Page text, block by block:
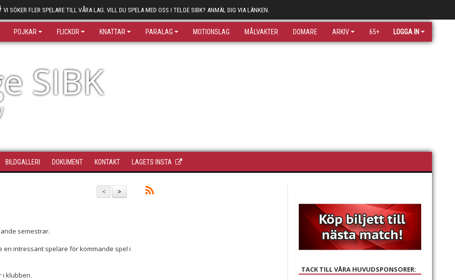
VI SÖKER FLER SPELARE TILL VÅRA LAG. VILL DU SPELA MED OSS I TELGE SIBK? ANMÄL DIG VIA LÄNKEN.
POJKAR FLICKOR KNATTAR PARALAG MOTIONSLAG MÅLVAKTER DOMARE ARKIV 65+ LOGGA IN
SIBK
BILDGALLERI DOKUMENT KONTAKT LAGETS INSTA
>
<
semestrar.
intressant spelare för kommande spel i
i klubben.
TACK TILL VÅRA HUVUDSPONSORER: